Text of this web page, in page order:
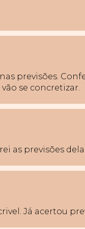
previsões.
se concretizar.
as previsões
Já acertou